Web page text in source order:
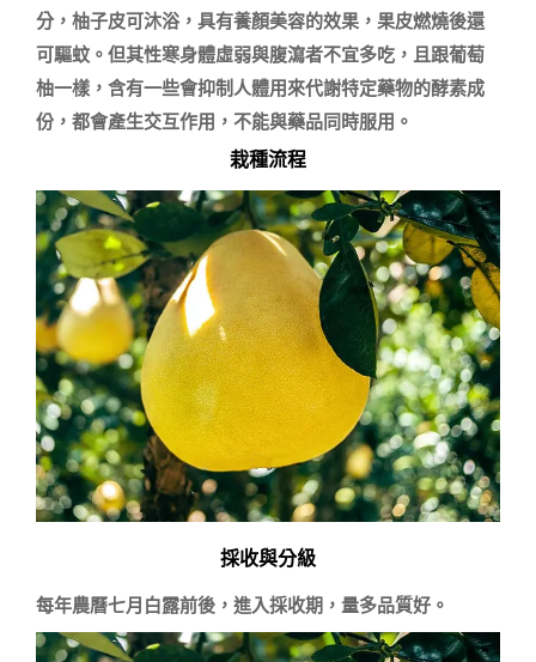
分，柚子皮可沐浴，具有養顏美容的效果，果皮燃燒後還
可驅蚊。但其性寒身體虛弱與腹瀉者不宜多吃，且跟葡萄
柚一樣，含有一些會抑制人體用來代謝特定藥物的酵素成
栽種流程
採收與分級